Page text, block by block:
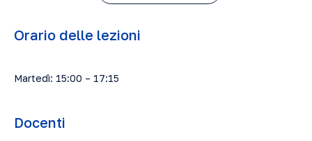
Orario delle lezioni
Martedì: 15:00 – 17:15
Docenti